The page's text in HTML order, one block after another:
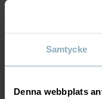
Samtycke
Denna webbplats
Stl:36-50